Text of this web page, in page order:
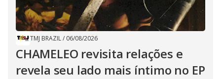
TMJ BRAZIL/ 06/08/2026
CHAMELEO revisita relações e
revela seu lado mais íntimo no EP